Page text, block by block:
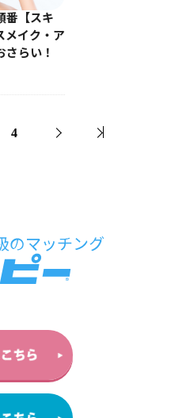
番【スキ
メイク・ア
さらい！
4